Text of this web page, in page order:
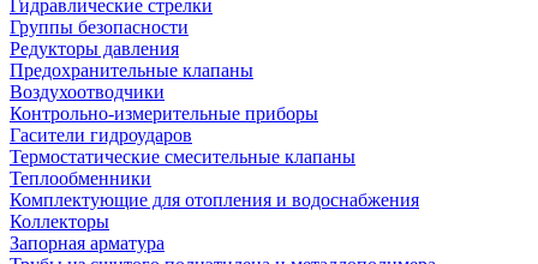
Гидравлические стрелки
Группы безопасности
Редукторы давления
Предохранительные клапаны
Воздухоотводчики
Контрольно-измерительные приборы
Гасители гидроударов
Термостатические смесительные клапаны
Теплообменники
Комплектующие для отопления и водоснабжения
Коллекторы
Запорная арматура